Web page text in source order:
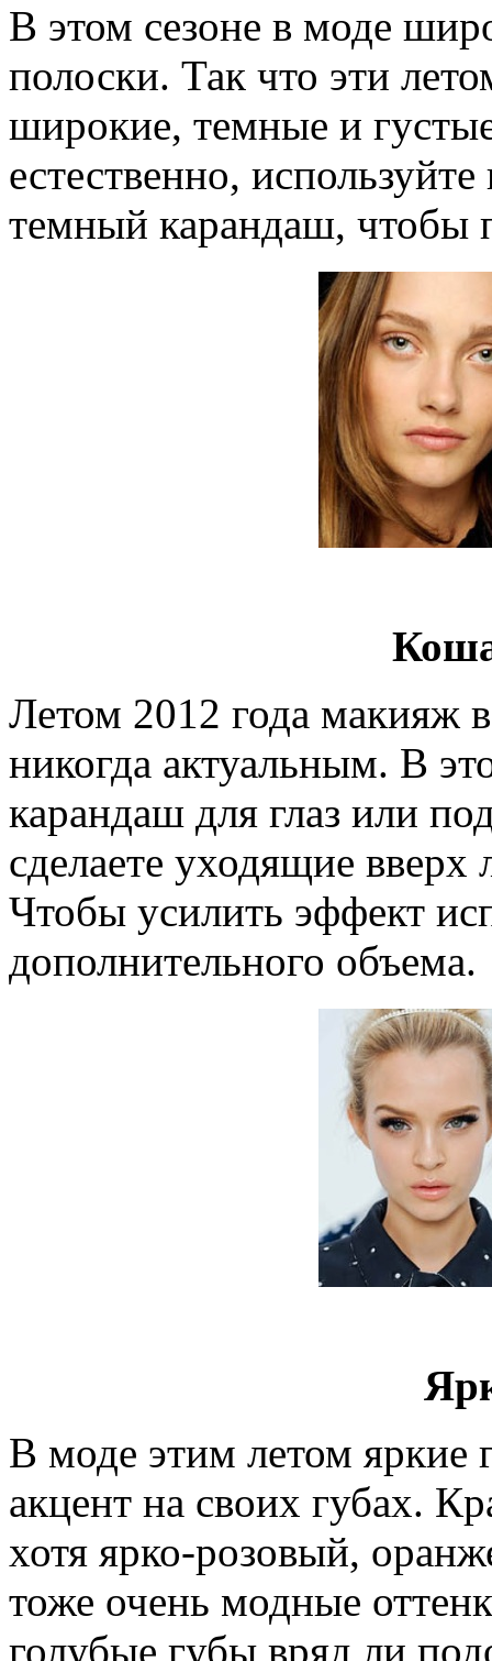
В этом сезоне в моде
полоски. Так что эти
широкие, темные и
естественно,
темный карандаш, чтобы
Летом 2012 года макияж
никогда актуальным. В
карандаш для глаз или
сделаете уходящие
Чтобы усилить эффект
дополнительного объема.
В моде этим летом
акцент на своих губах.
хотя ярко-розовый,
тоже очень модные
голубые губы вряд ли